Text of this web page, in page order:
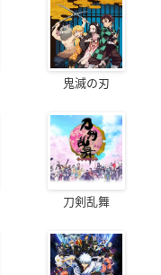
鬼滅の刃
刀剣乱舞